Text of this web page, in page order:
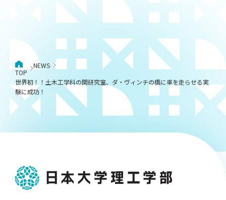
TOP
NEWS
世界初！！土木工学科の関研究室、ダ・ヴィンチの橋に車を走らせる実
験に成功！